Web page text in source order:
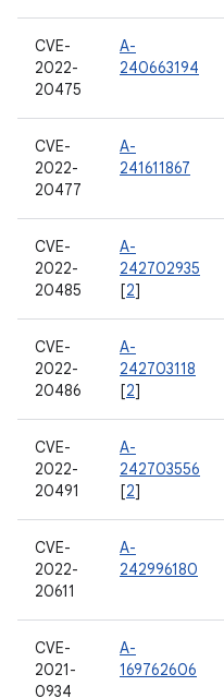
CVE-
2022-
20475
A-
240663194
CVE-
2022-
20477
A-
241611867
CVE-
2022-
20485
A-
242702935
[2]
CVE-
2022-
20486
A-
242703118
[2]
CVE-
2022-
20491
A-
242703556
[2]
CVE-
2022-
20611
A-
242996180
CVE-
2021-
0934
A-
169762606